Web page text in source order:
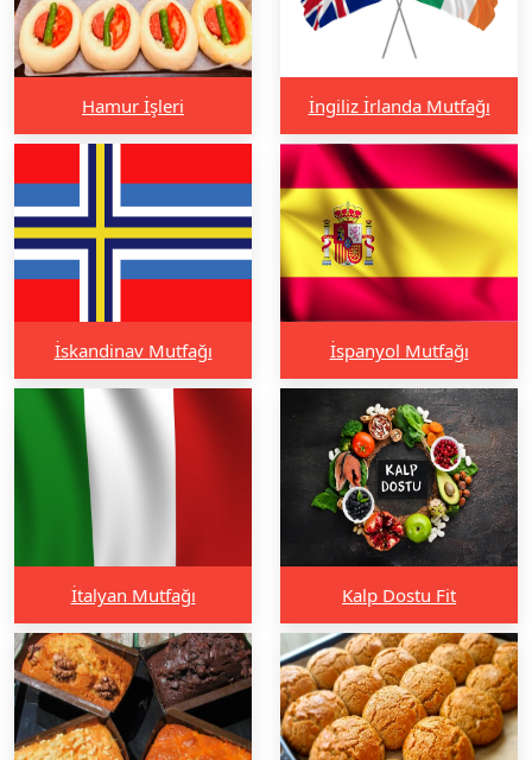
Hamur İşleri İngiliz İrlanda Mutfağı
İskandinav Mutfağı İspanyol Mutfağı
İtalyan Mutfağı Kalp Dostu Fit